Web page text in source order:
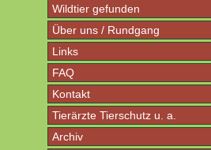
Wildtier gefunden
Über uns / Rundgang
Links
FAQ
Kontakt
Tierärzte Tierschutz u. a.
Archiv